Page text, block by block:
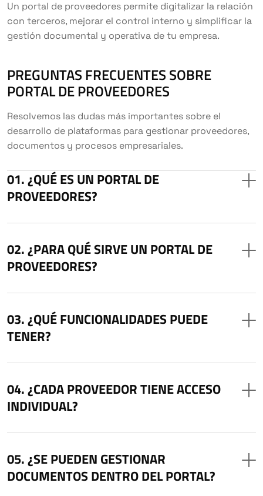
Un portal de proveedores permite digitalizar la relación
con terceros, mejorar el control interno y simplificar la
gestión documental y operativa de tu empresa.
PREGUNTAS FRECUENTES SOBRE
PORTAL DE PROVEEDORES
Resolvemos las dudas más importantes sobre el
desarrollo de plataformas para gestionar proveedores,
documentos y procesos empresariales.
¿QUÉ ES UN PORTAL DE
PROVEEDORES?
¿PARA QUÉ SIRVE UN PORTAL DE
PROVEEDORES?
¿QUÉ FUNCIONALIDADES PUEDE
TENER?
¿CADA PROVEEDOR TIENE ACCESO
INDIVIDUAL?
¿SE PUEDEN GESTIONAR
DOCUMENTOS DENTRO DEL PORTAL?